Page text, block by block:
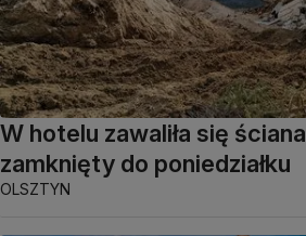
W hotelu zawaliła się
zamknięty do poniedziałku
OLSZTYN